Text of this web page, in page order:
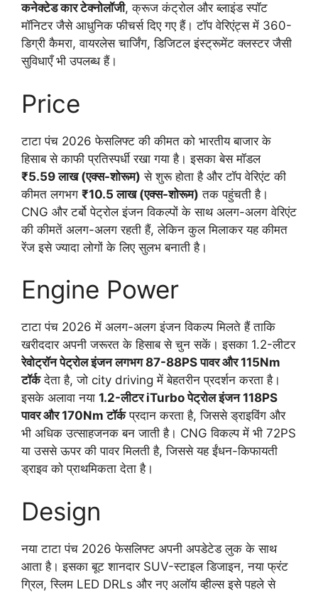
कनेक्टेड कार टेक्नोलॉजी, क्रूज कंट्रोल और ब्लाइंड स्पॉट
मॉनिटर जैसे आधुनिक फीचर्स दिए गए हैं। टॉप वेरिएंट्स में 360-
डिग्री कैमरा, वायरलेस चार्जिंग, डिजिटल इंस्ट्रूमेंट क्लस्टर जैसी
सुविधाएँ भी उपलब्ध हैं।
Price
टाटा पंच 2026 फेसलिफ्ट की कीमत को भारतीय बाजार के
हिसाब से काफी प्रतिस्पर्धी रखा गया है। इसका बेस मॉडल
₹5.59 लाख (एक्स-शोरूम) से शुरू होता है और टॉप वेरिएंट की
कीमत लगभग ₹10.5 लाख (एक्स-शोरूम) तक पहुंचती है।
CNG और टर्बो पेट्रोल इंजन विकल्पों के साथ अलग-अलग वेरिएंट
की कीमतें अलग-अलग रहती हैं, लेकिन कुल मिलाकर यह कीमत
रेंज इसे ज्यादा लोगों के लिए सुलभ बनाती है।
Engine Power
टाटा पंच 2026 में अलग-अलग इंजन विकल्प मिलते हैं ताकि
खरीददार अपनी जरूरत के हिसाब से चुन सकें। इसका 1.2-लीटर
रेवोट्रॉन पेट्रोल इंजन लगभग 87-88PS पावर और 115Nm
टॉर्कदेता है, जो city driving में बेहतरीन प्रदर्शन करता है।
इसके अलावा नया 1.2-लीटर iTurbo पेट्रोल इंजन 118PS
पावर और 170Nm टॉर्कप्रदान करता है, जिससे ड्राइविंग और
भी अधिक उत्साहजनक बन जाती है। CNG विकल्प में भी 72PS
या उससे ऊपर की पावर मिलती है, जिससे यह ईंधन-किफायती
ड्राइव को प्राथमिकता देता है।
Design
नया टाटा पंच 2026 फेसलिफ्ट अपनी अपडेटेड लुक के साथ
आता है। इसका बूट शानदार SUV-स्टाइल डिजाइन, नया फ्रंट
ग्रिल, स्लिम LED DRLs और नए अलॉय व्हील्स इसे पहले से